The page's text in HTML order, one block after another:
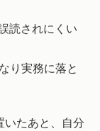
読されにくい
り実務に落と
いたあと、自分